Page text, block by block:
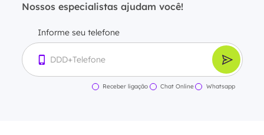
Nossos especialistas ajudam você!
Informe seu telefone
Receber ligação Chat Online Whatsapp